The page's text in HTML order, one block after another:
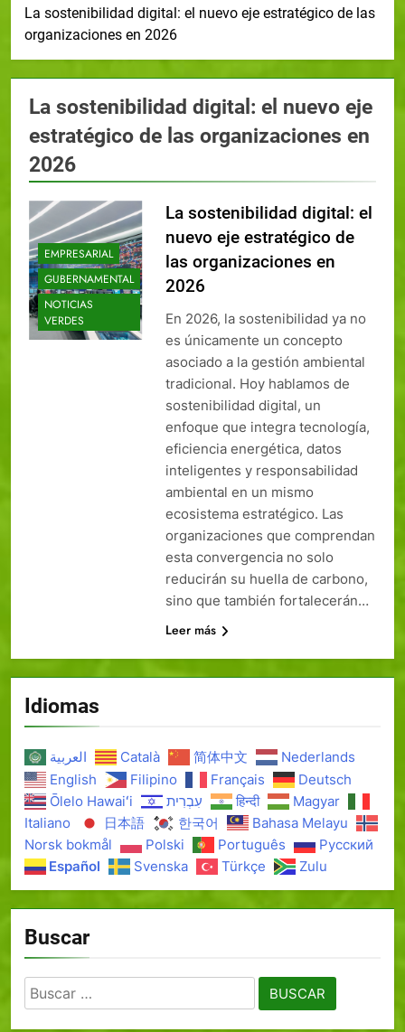
La sostenibilidad digital: el nuevo eje estratégico de las
organizaciones en 2026
La sostenibilidad digital: el nuevo eje
estratégico de las organizaciones en
2026
EMPRESARIAL
GUBERNAMENTAL
NOTICIAS
VERDES
La sostenibilidad digital: el
nuevo eje estratégico de
las organizaciones en
2026
En 2026, la sostenibilidad ya no
es únicamente un concepto
asociado a la gestión ambiental
tradicional. Hoy hablamos de
sostenibilidad digital, un
enfoque que integra tecnología,
eficiencia energética, datos
inteligentes y responsabilidad
ambiental en un mismo
ecosistema estratégico. Las
organizaciones que comprendan
esta convergencia no solo
reducirán su huella de carbono,
sino que también fortalecerán…
Leer más
Idiomas
العربية Català 简体中文
Nederlands
English
Filipino Français
Deutsch
Ōlelo Hawaiʻi
עִבְרִית हिन्दी
Magyar
Italiano
日本語 한국어
Bahasa Melayu
Norsk bokmål
Polski Português
Русский
Español
Svenska Türkçe Zulu
Buscar